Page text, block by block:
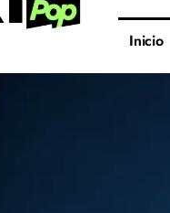
Inicio